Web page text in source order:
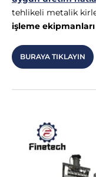
tehlikeli metalik
işleme
BURAYA TIKLAYIN